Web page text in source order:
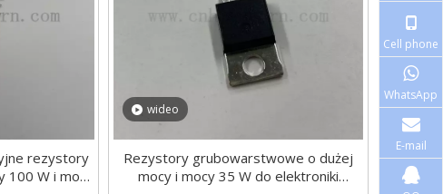
rezystory
W i mocy
wideo
Rezystory grubowarstwowe o dużej
mocy i mocy 35 W do elektroniki
Cell phone
WhatsApp
E-mail